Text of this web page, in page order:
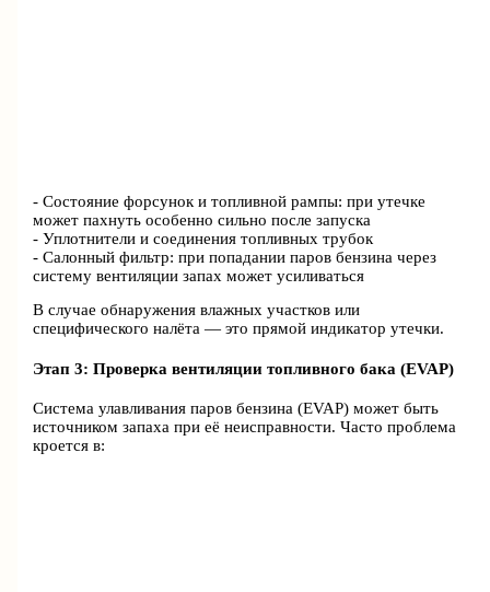
- Состояние форсунок и топливной рампы: при утечке
может пахнуть особенно сильно после запуска
- Уплотнители и соединения топливных трубок
- Салонный фильтр: при попадании паров бензина через
систему вентиляции запах может усиливаться
В случае обнаружения влажных участков или
специфического налёта — это прямой индикатор утечки.
Этап 3: Проверка вентиляции топливного бака (EVAP)
Система улавливания паров бензина (EVAP) может быть
источником запаха при её неисправности. Часто проблема
кроется в: